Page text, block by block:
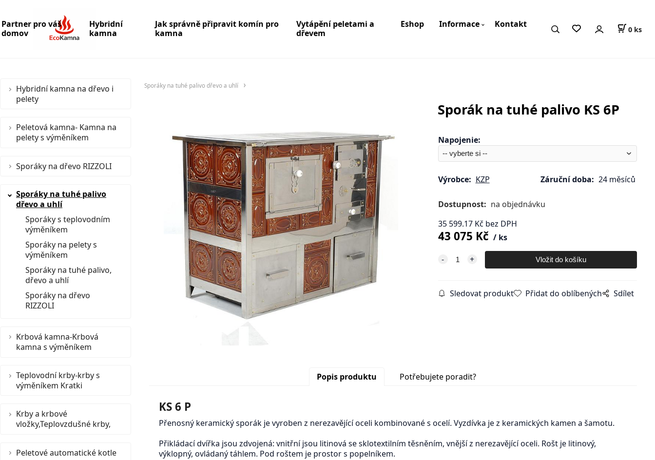
Partner pro váš
domov
Hybridní
kamna
Jak správně připravit komín pro
kamna
Vytápění peletami a
dřevem
Eshop Informace Kontakt 0 ks
Hybridní kamna na dřevo i
pelety
Peletová kamna- Kamna na
pelety s výměníkem
Sporáky na dřevo RIZZOLI
Sporáky na tuhé palivo
dřevo a uhlí
Sporáky s teplovodním
výměníkem
Sporáky na pelety s
výměníkem
Sporáky na tuhé palivo,
dřevo a uhlí
Sporáky na dřevo
RIZZOLI
Krbová kamna-Krbová
kamna s výměníkem
Teplovodní krby-krby s
výměníkem Kratki
Krby a krbové
vložky,Teplovzdušné krby,
Peletové automatické kotle
Sporáky na tuhé palivo dřevo a uhlí
Sporák na tuhé palivo KS 6P
Napojenie:
Výrobce: KZP Záruční doba: 24 měsíců
Dostupnost: na objednávku
35 599.17Kč bez DPH
43 075 Kč ks
Sledovat produkt Přidat do oblíbených Sdílet
Popis produktu Potřebujete poradit?
KS 6 P
Přenosný keramický sporák je vyroben z nerezavějící oceli kombinované s ocelí. Vyzdívka je z keramických kamen a šamotu.
Přikládací dvířka jsou zdvojená: vnitřní jsou litinová se sklotextilním těsněním, vnější z nerezavějící oceli. Rošt je litinový,
výklopný, ovládaný táhlem. Pod roštem je prostor s popelníkem.